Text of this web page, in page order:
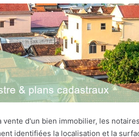
vente d'un bien immobilier, les
identifiées la localisation et la